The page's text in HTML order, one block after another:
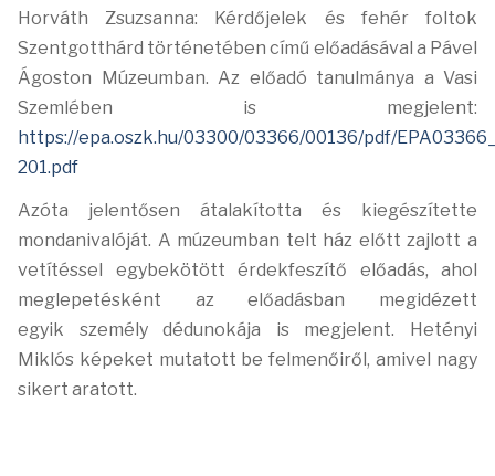
Horváth Zsuzsanna: Kérdőjelek és fehér foltok
Szentgotthárd történetében című előadásával a Pável
Ágoston Múzeumban. Az előadó tanulmánya a Vasi
Szemlében is megjelent:
https://epa.oszk.hu/03300/03366/00136/pdf/
201.pdf
Azóta jelentősen átalakította és kiegészítette
mondanivalóját. A múzeumban telt ház előtt zajlott a
vetítéssel egybekötött érdekfeszítő előadás, ahol
meglepetésként az előadásban megidézett
egyik személy dédunokája is megjelent. Hetényi
Miklós képeket mutatott be felmenőiről, amivel nagy
sikert aratott.